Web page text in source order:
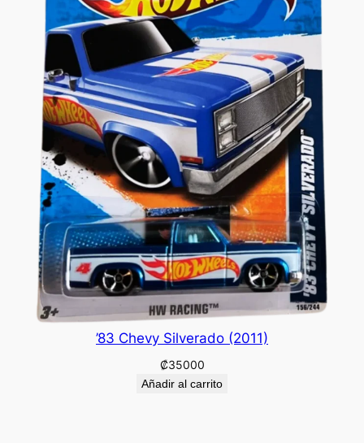
’83 Chevy Silverado (2011)
₡35000
Añadir al carrito